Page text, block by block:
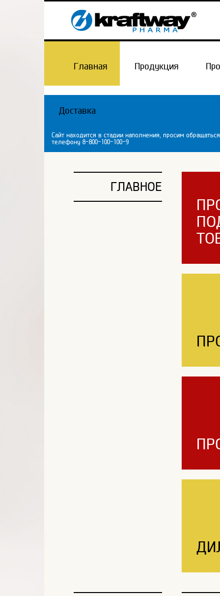
Главная Продукция
Доставка
Сайт находится в стадии наполнения, просим
телефону 8-800-100-100-9
ГЛАВНОЕ